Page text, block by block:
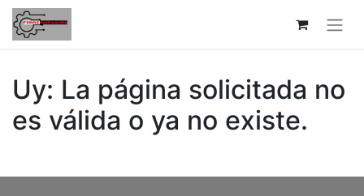
Uy: La página solicitada no
es válida o ya no existe.